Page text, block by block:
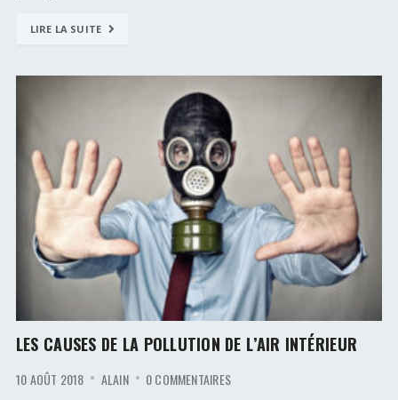
LIRE LA SUITE
LES CAUSES DE LA POLLUTION DE L’AIR INTÉRIEUR
10 AOÛT 2018 ALAIN 0 COMMENTAIRES